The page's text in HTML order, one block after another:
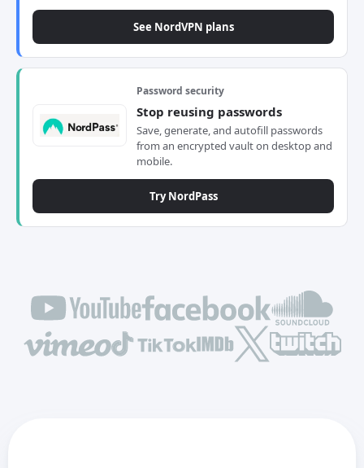
See NordVPN plans
Password security
Stop reusing passwords
Save, generate, and autofill passwords
from an encrypted vault on desktop and
mobile.
Try NordPass